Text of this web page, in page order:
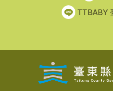
TTBABY